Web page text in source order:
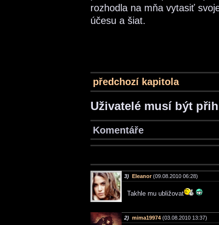
rozhodla na mňa vytasiť
účesu a šiat.
předchozí kapitola
Uživatelé musí být
Komentáře
3) Eleanor(09.08.2010 06:28)
Takhle mu ubližovat
2) mima19974 (03.08.2010 13:37)